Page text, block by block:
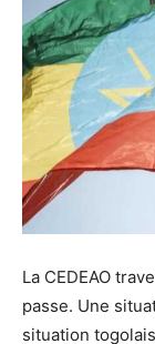
La CEDEAO
passe. Une
situation